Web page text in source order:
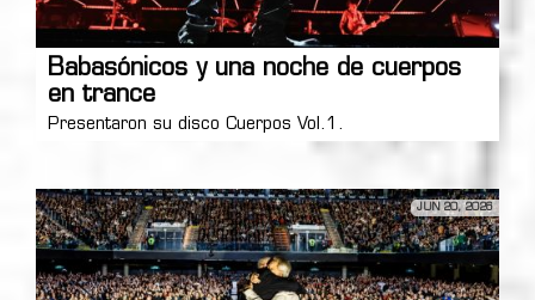
Babasónicos y una noche de cuerpos
en trance
Presentaron su disco Cuerpos Vol.1.
JUN 20, 2026